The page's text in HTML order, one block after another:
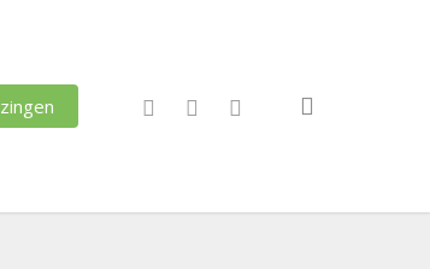
facebookinstagram
email